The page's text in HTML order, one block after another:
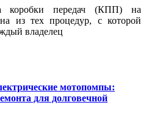
коробки передач (КПП) на
из тех процедур, с которой
владелец
мотопомпы:
для долговечной